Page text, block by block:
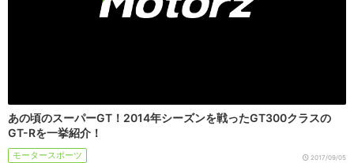
あの頃のスーパーGT！2014年シーズンを戦ったGT300クラスの
GT-Rを一挙紹介！
モータースポーツ 2017/09/05